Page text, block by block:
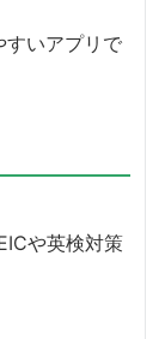
すいアプリで
や英検対策